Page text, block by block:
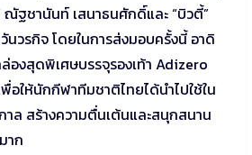
ณัฐชานันท์ เสนาธนศักดิ์และ “บิวตี้”
วรกิจ โดยในการส่งมอบครั้งนี้ อาดิ
งสุดพิเศษบรรจุรองเท้า Adizero
อให้นักกีฬาทีมชาติไทยได้นำไปใช้ใน
ล สร้างความตื่นเต้นและสนุกสนาน
าก